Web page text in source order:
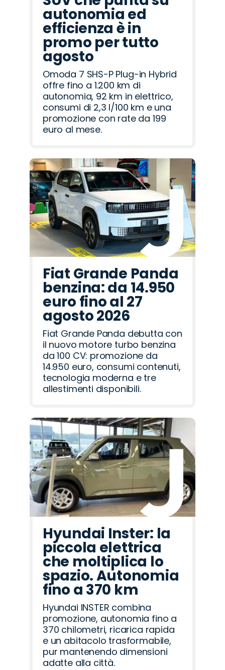
autonomia ed
efficienza è in
promo per tutto
agosto
Omoda 7 SHS-P Plug-in Hybrid
offre fino a 1.200 km di
autonomia, 92 km in elettrico,
consumi di 2,3 l/100 km e una
promozione con rate da 199
euro al mese.
Fiat Grande Panda
benzina: da 14.950
euro fino al 27
agosto 2026
Fiat Grande Panda debutta con
il nuovo motore turbo benzina
da 100 CV: promozione da
14.950 euro, consumi contenuti,
tecnologia moderna e tre
allestimenti disponibili.
Hyundai Inster: la
piccola elettrica
che moltiplica lo
spazio. Autonomia
fino a 370 km
Hyundai INSTER combina
promozione, autonomia fino a
370 chilometri, ricarica rapida
e un abitacolo trasformabile,
pur mantenendo dimensioni
adatte alla città.